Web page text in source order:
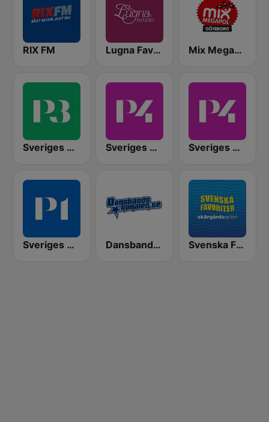
RIX FM Lugna Favoriter Mix Megapol Göteborg
Sveriges Radio P3 Sveriges Radio P4 Malmöhus Sveriges Radio P4 Göteborg
Sveriges Radio P1 Dansbandskanalen Svenska Favoriter